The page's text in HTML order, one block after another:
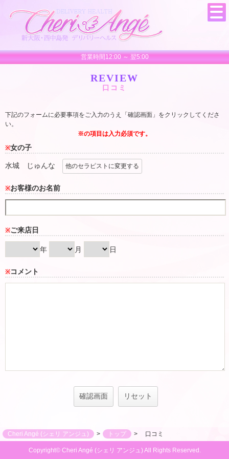
営業時間12:00 ～ 翌5:00
REVIEW
口コミ
下記のフォームに必要事項をご入力のうえ「確認画面」をクリックしてくださ
い。
※の項目は入力必須です。
※女の子
水城 じゅんな 他のセラピストに変更する
※お客様のお名前
※ご来店日
年 月 日
※コメント
Cheri Angé​ (シェリ アンジュ) トップ 口コミ
Copyright© Cheri Angé​ (シェリ アンジュ) All Rights Reserved.